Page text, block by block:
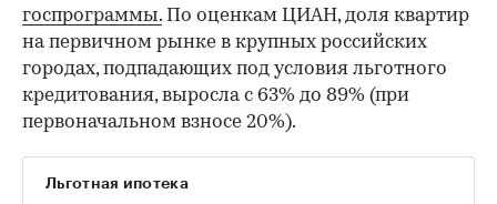
госпрограммы. По оценкам ЦИАН, доля квартир
на первичном рынке в крупных российских
городах, подпадающих под условия льготного
кредитования, выросла с 63% до 89% (при
первоначальном взносе 20%).
Льготная ипотека